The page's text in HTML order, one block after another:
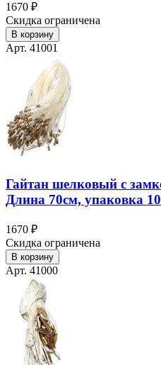
1670 ₽
Скидка ограничена
В корзину
Арт. 41001
Гайтан шелковый с
Длина 70см, упаковка
1670 ₽
Скидка ограничена
В корзину
Арт. 41000